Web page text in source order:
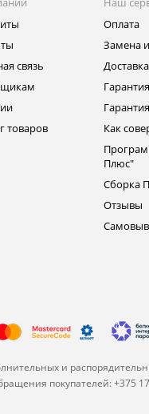
связь
товаров
Оплата
Замена
Доставка
Как
Плюс"
Сборка
Отзывы
и
покупателей: +375